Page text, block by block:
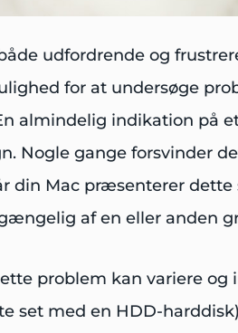
udfordrende og
for at undersøge
almindelig indikation på
Nogle gange forsvinder
din Mac præsenterer dette
af en eller anden
problem kan variere
set med en HDD-